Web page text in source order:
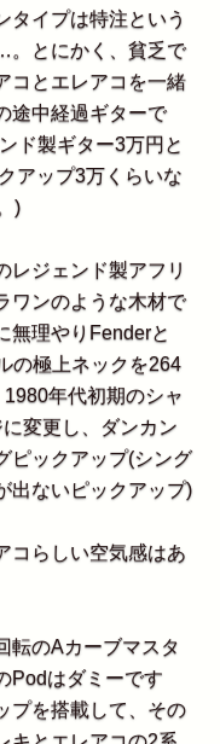
イプは特注という
。とにかく、貧乏で
コとエレアコを一緒
途中経過ギターで
ド製ギター3万円と
アップ3万くらいな
)
ジェンド製アフリ
ワンのような木材で
無理やりFenderと
の極上ネックを264
年代初期のシャ
変更し、ダンカン
ピックアップ(シング
出ないピックアップ)
コらしい空気感はあ
転のAカーブマスタ
Podはダミーです
プを搭載して、その